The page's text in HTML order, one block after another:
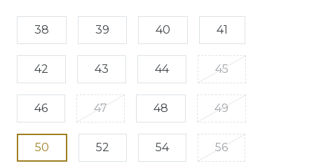
38 39 40 41
42 43 44 45
46 47 48 49
50 52 54 56